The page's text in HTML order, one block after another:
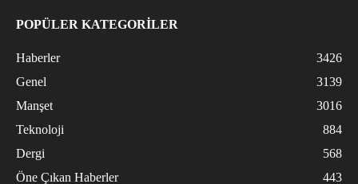
POPÜLER KATEGORİLER
Haberler
3426
Genel
3139
Manşet
3016
Teknoloji
884
Dergi
568
Öne Çıkan Haberler
443